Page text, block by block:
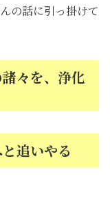
の話に引っ掛けて
々を、浄化
追いやる